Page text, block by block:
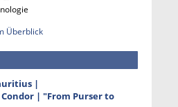
Überblick
|
| "From Purser to